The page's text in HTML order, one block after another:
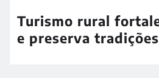
Turismo rural
e preserva